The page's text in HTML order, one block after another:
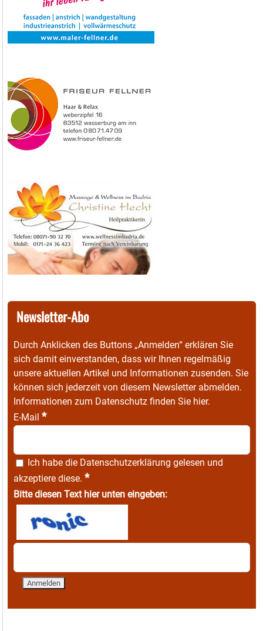
Newsletter-Abo
Durch Anklicken des Buttons „Anmelden“ erklären Sie
sich damit einverstanden, dass wir Ihnen regelmäßig
unsere aktuellen Artikel und Informationen zusenden. Sie
können sich jederzeit von diesem Newsletter abmelden.
Informationen zum Datenschutz finden Sie hier.
E-Mail *
Ich habe die Datenschutzerklärung gelesen und
akzeptiere diese. *
Bitte diesen Text hier unten eingeben: